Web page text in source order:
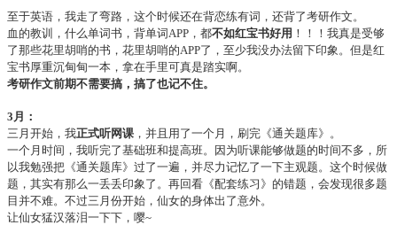
至于英语，我走了弯路，这个时候还在背恋练有词，还背了考研作文。
血的教训，什么单词书，背单词APP，都不如红宝书好用 ！！！我真是受够
了那些花里胡哨的书，花里胡哨的APP了，至少我没办法留下印象。但是红
宝书厚重沉甸甸一本，拿在手里可真是踏实啊。
考研作文前期不需要搞，搞了也记不住。
3月：
三月开始，我正式听网课 ，并且用了一个月，刷完《通关题库》。
一个月时间，我听完了基础班和提高班。因为听课能够做题的时间不多，所
以我勉强把《通关题库》过了一遍，并尽力记忆了一下主观题。这个时候做
题，其实有那么一丢丢印象了。再回看《配套练习》的错题，会发现很多题
目并不难。不过三月份开始，仙女的身体出了意外。
让仙女猛汉落泪一下下，嘤~